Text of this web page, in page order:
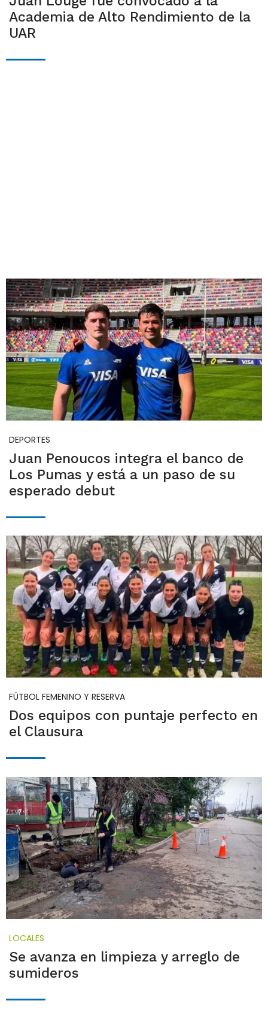
Academia de Alto Rendimiento de la
UAR
DEPORTES
Juan Penoucos integra el banco de
Los Pumas y está a un paso de su
esperado debut
FÚTBOL FEMENINO Y RESERVA
Dos equipos con puntaje perfecto en
el Clausura
LOCALES
Se avanza en limpieza y arreglo de
sumideros